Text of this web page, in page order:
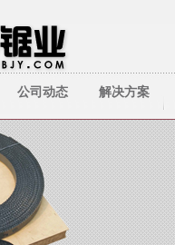
公司动态
公司新闻
行业新闻
解决方案
技术资料